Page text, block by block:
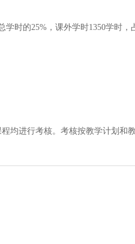
时的25%，课外学时1350学时，
均进行考核。考核按教学计划和